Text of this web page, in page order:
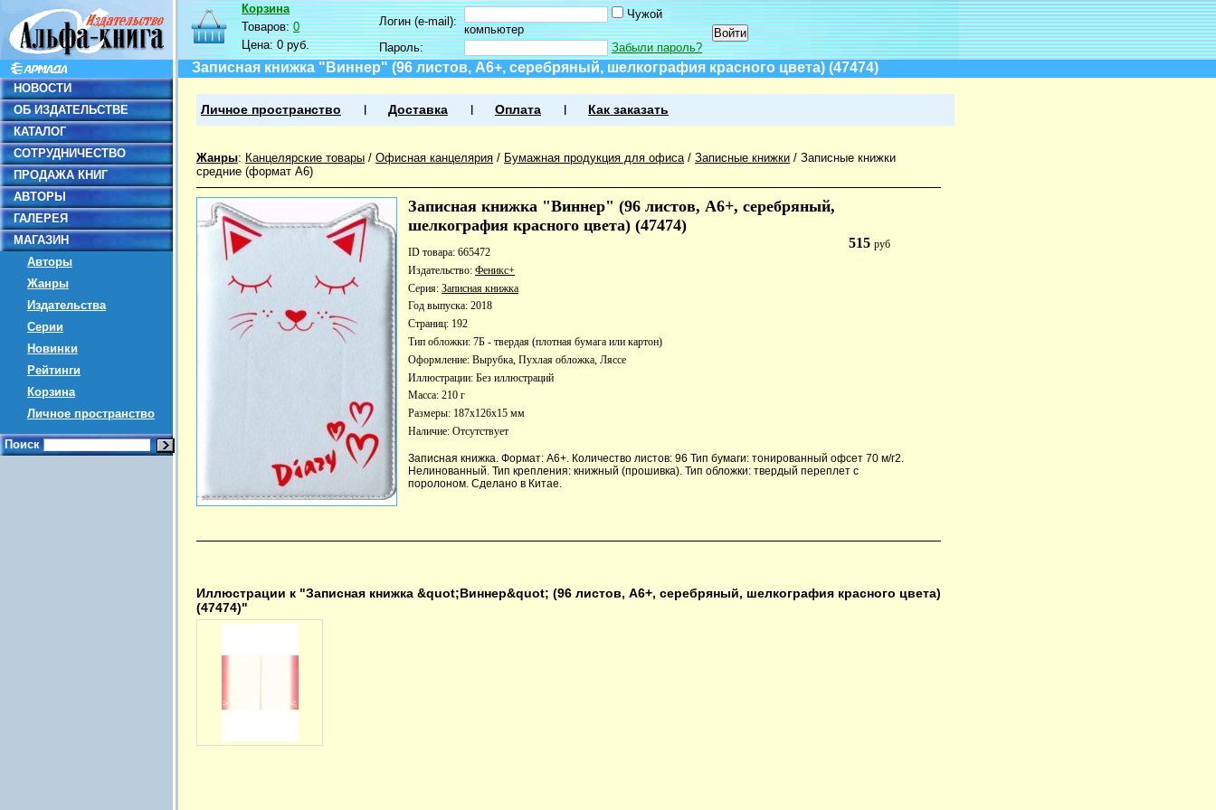
НОВОСТИ
ОБ ИЗДАТЕЛЬСТВЕ
КАТАЛОГ
СОТРУДНИЧЕСТВО
ПРОДАЖА КНИГ
АВТОРЫ
ГАЛЕРЕЯ
МАГАЗИН
Авторы
Жанры
Издательства
Серии
Новинки
Рейтинги
Корзина
Личное пространство
Поиск
Корзина
Товаров:0
Цена:0 руб.
Логин (e-mail):
Чужой
компьютер
Пароль:
Забыли пароль?
Записная книжка "Виннер" (96 листов, А6+, серебряный, шелкография красного цвета) (47474)
Личное пространство Доставка Оплата Как заказать
Жанры: Канцелярские товары / Офисная канцелярия / Бумажная продукция для офиса/ Записные книжки / Записные книжки
средние (формат А6)
Записная книжка "Виннер" (96 листов, А6+, серебряный,
шелкография красного цвета) (47474)
515руб
ID товара: 665472
Издательство: Феникс+
Серия: Записная книжка
Год выпуска: 2018
Страниц: 192
Тип обложки: 7Б - твердая (плотная бумага или картон)
Оформление: Вырубка, Пухлая обложка, Ляссе
Иллюстрации: Без иллюстраций
Масса: 210 г
Размеры: 187x126x15 мм
Наличие: Отсутствует
Записная книжка. Формат: А6+. Количество листов: 96 Тип бумаги: тонированный офсет 70 м/г2.
Нелинованный. Тип крепления: книжный (прошивка). Тип обложки: твердый переплет с
поролоном. Сделано в Китае.
Иллюстрации к "Записная книжка &quot;Виннер&quot; (96 листов, А6+, серебряный, шелкография красного цвета)
(47474)"